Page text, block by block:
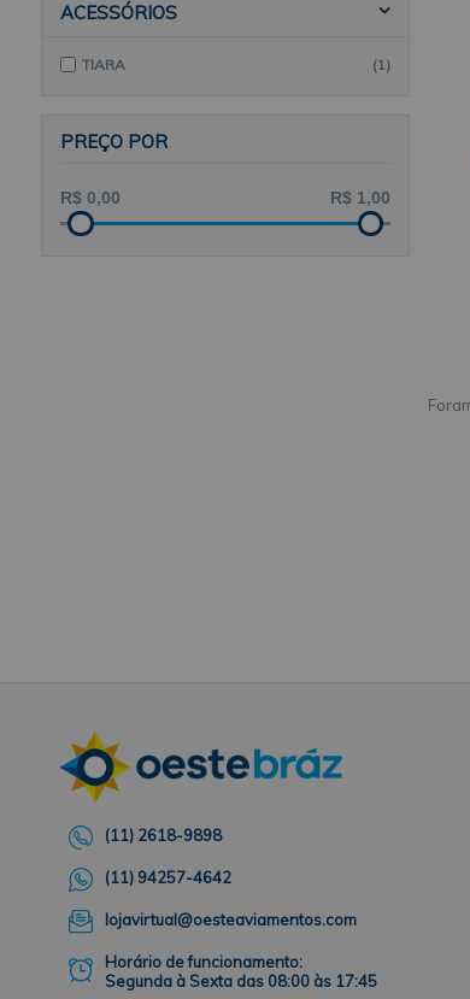
ACESSÓRIOS
TIARA (1)
PREÇO POR
(11) 2618-9898
(11) 94257-4642
lojavirtual@oesteaviamentos.com
Horário de funcionamento:
Segunda à Sexta das 08:00 às 17:45